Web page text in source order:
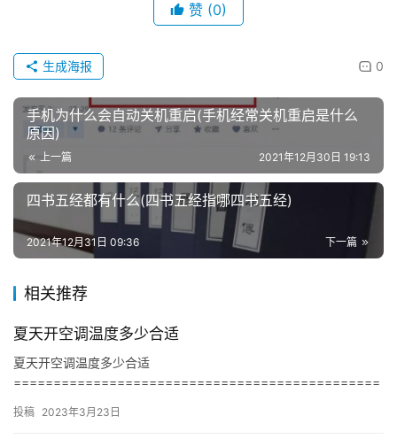
赞 (0)
0
生成海报
手机为什么会自动关机重启(手机经常关机重启是什么
原因)
上一篇 2021年12月30日 19:13
四书五经都有什么(四书五经指哪四书五经)
下一篇
2021年12月31日 09:36
相关推荐
夏天开空调温度多少合适
夏天开空调温度多少合适
==============================================
投稿 2023年3月23日